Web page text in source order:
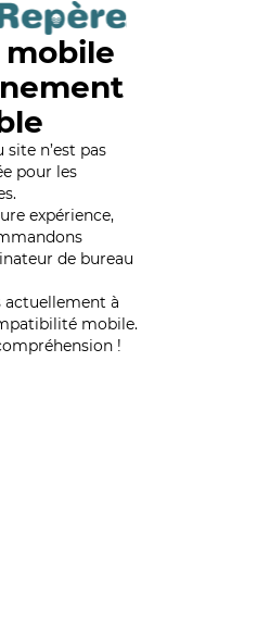
mobile
n’est pas
pour les
expérience,
de bureau
actuellement à
mobile.
!